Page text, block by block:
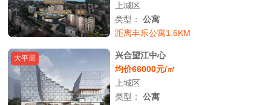
上城区
类型：公寓
距离丰乐公寓1.6KM
大平层
兴合望江中心
均价66000元/㎡
上城区
类型：公寓